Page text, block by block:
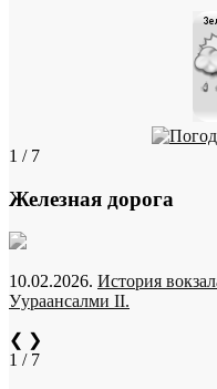
1 / 7
Железная дорога
10.02.2026. История
Уураансалми II.
❮ ❯
1 / 7